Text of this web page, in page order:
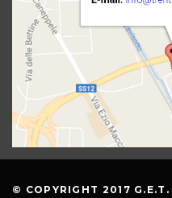
© COPYRIGHT 2017